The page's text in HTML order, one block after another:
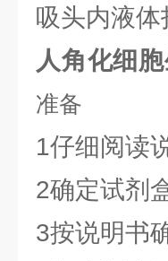
吸头内液体
人角化细
准备
1仔细阅读
2确定试剂
3按说明书